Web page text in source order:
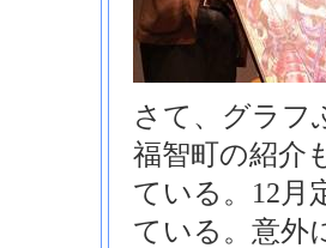
さて、グラフ
福智町の紹介
ている。12月
ている。意外